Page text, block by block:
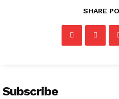
SHARE
Subscribe